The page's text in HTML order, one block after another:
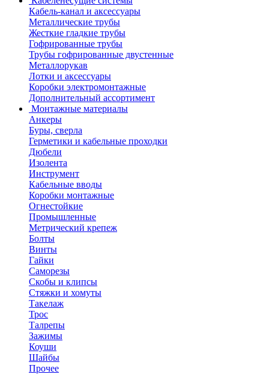
Кабель-канал и аксессуары
Металлические трубы
Жесткие гладкие трубы
Гофрированные трубы
Трубы гофрированные двустенные
Металлорукав
Лотки и аксессуары
Коробки электромонтажные
Дополнительный ассортимент
Монтажные материалы
Анкеры
Буры, сверла
Герметики и кабельные проходки
Дюбели
Изолента
Инструмент
Кабельные вводы
Коробки монтажные
Огнестойкие
Промышленные
Метрический крепеж
Болты
Винты
Гайки
Саморезы
Скобы и клипсы
Стяжки и хомуты
Такелаж
Трос
Талрепы
Зажимы
Коуши
Шайбы
Прочее